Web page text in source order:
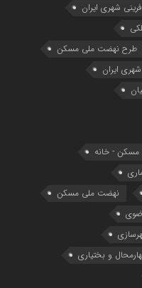
شهری ایران
طرح نهضت ملی مسکن
ایران
مسکن - خانه
نهضت ملی مسکن
و بختیاری